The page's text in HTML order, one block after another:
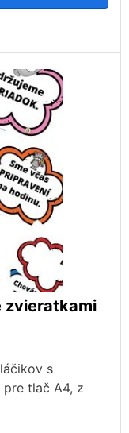
zvieratkami
s
tlač A4, z